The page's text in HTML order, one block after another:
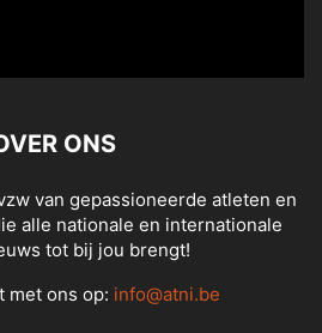
ONS
van gepassioneerde atleten en
alle nationale en internationale
tot bij jou brengt!
met ons op: info@atni.be